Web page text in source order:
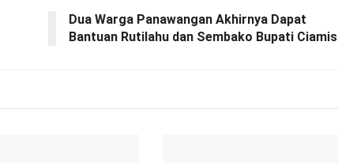
Dua Warga Panawangan Akhirnya Dapat
Bantuan Rutilahu dan Sembako Bupati Ciamis